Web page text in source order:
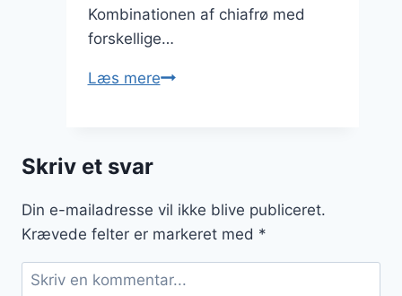
Kombinationen af chiafrø med
forskellige…
Læs mereChiagrød
Skriv et svar
Din e-mailadresse vil ikke blive publiceret.
Krævede felter er markeret med *